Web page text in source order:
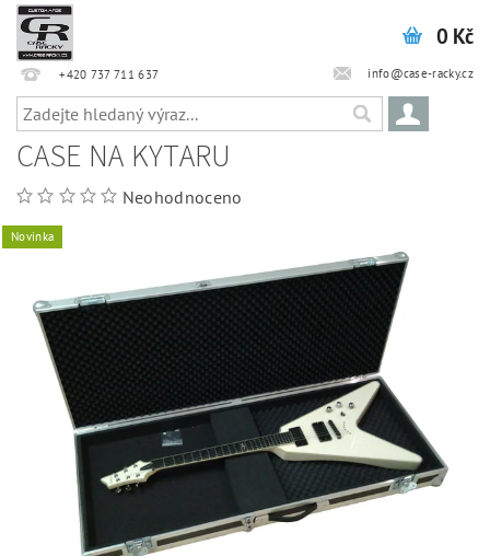
+420 737 711 637 info@case-racky.cz
0 Kč
CASE NA KYTARU
Neohodnoceno
Novinka